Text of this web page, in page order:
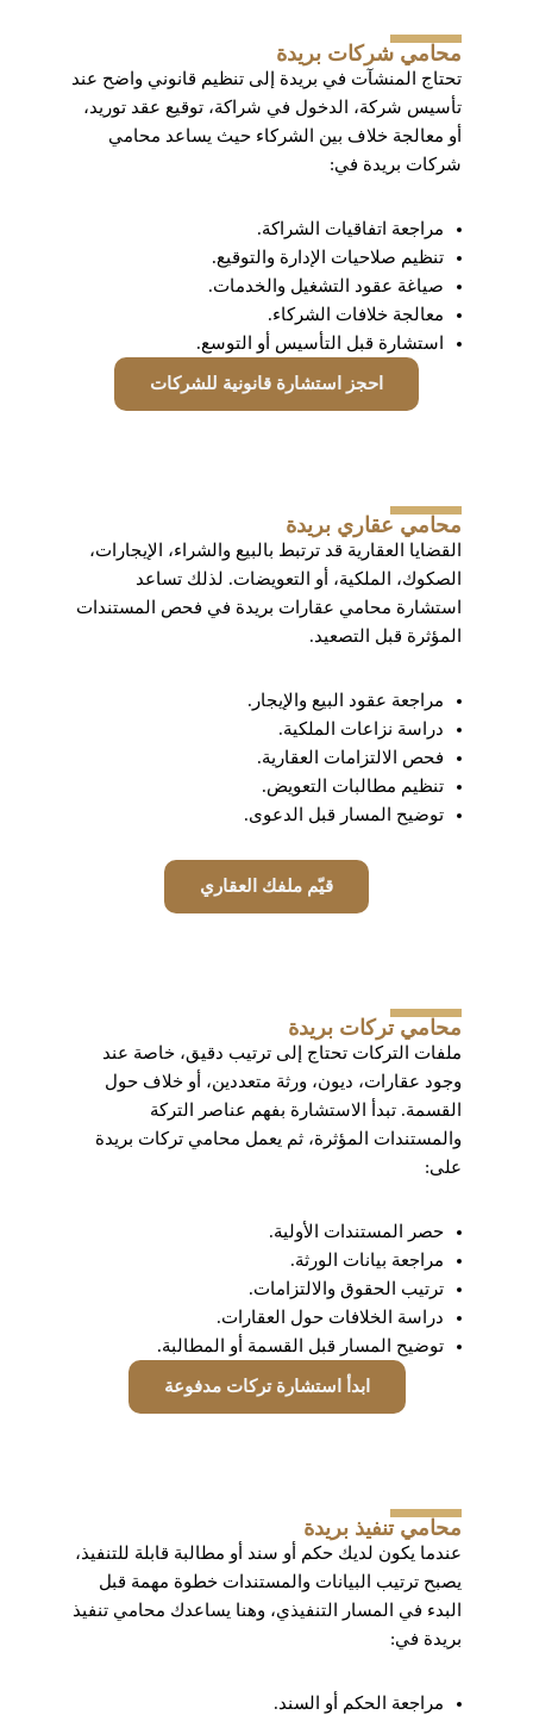
محامي شركات بريدة
تحتاج المنشآت في بريدة إلى تنظيم قانوني واضح عند
تأسيس شركة، الدخول في شراكة، توقيع عقد توريد،
أو معالجة خلاف بين الشركاء حيث يساعد محامي
شركات بريدة في:
مراجعة اتفاقيات الشراكة.
تنظيم صلاحيات الإدارة والتوقيع.
صياغة عقود التشغيل والخدمات.
معالجة خلافات الشركاء.
استشارة قبل التأسيس أو التوسع.
احجز استشارة قانونية للشركات
محامي عقاري بريدة
القضايا العقارية قد ترتبط بالبيع والشراء، الإيجارات،
الصكوك، الملكية، أو التعويضات. لذلك تساعد
استشارة محامي عقارات بريدة في فحص المستندات
المؤثرة قبل التصعيد.
مراجعة عقود البيع والإيجار.
دراسة نزاعات الملكية.
فحص الالتزامات العقارية.
تنظيم مطالبات التعويض.
توضيح المسار قبل الدعوى.
قيّم ملفك العقاري
محامي تركات بريدة
ملفات التركات تحتاج إلى ترتيب دقيق، خاصة عند
وجود عقارات، ديون، ورثة متعددين، أو خلاف حول
القسمة. تبدأ الاستشارة بفهم عناصر التركة
والمستندات المؤثرة، ثم يعمل محامي تركات بريدة
على:
حصر المستندات الأولية.
مراجعة بيانات الورثة.
ترتيب الحقوق والالتزامات.
دراسة الخلافات حول العقارات.
توضيح المسار قبل القسمة أو المطالبة.
ابدأ استشارة تركات مدفوعة
محامي تنفيذ بريدة
عندما يكون لديك حكم أو سند أو مطالبة قابلة للتنفيذ،
يصبح ترتيب البيانات والمستندات خطوة مهمة قبل
البدء في المسار التنفيذي، وهنا يساعدك محامي تنفيذ
بريدة في:
مراجعة الحكم أو السند.